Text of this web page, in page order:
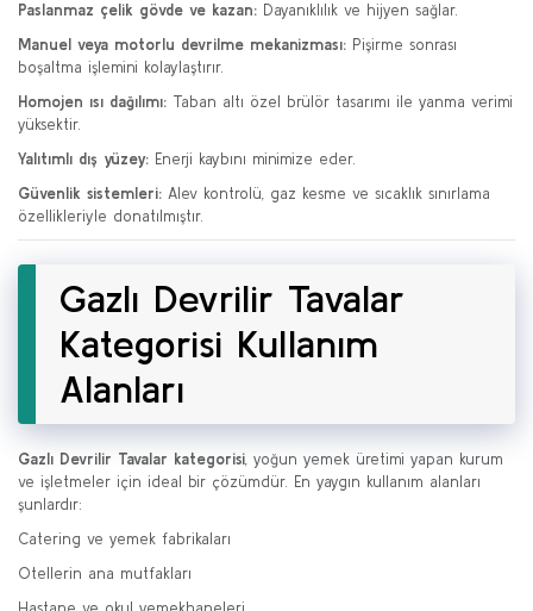
Paslanmaz çelik gövde ve kazan: Dayanıklılık ve hijyen sağlar.
Manuel veya motorlu devrilme mekanizması: Pişirme sonrası
boşaltma işlemini kolaylaştırır.
Homojen ısı dağılımı: Taban altı özel brülör tasarımı ile yanma verimi
yüksektir.
Yalıtımlı dış yüzey: Enerji kaybını minimize eder.
Güvenlik sistemleri: Alev kontrolü, gaz kesme ve sıcaklık sınırlama
özellikleriyle donatılmıştır.
Gazlı Devrilir Tavalar
Kategorisi Kullanım
Alanları
Gazlı Devrilir Tavalar kategorisi, yoğun yemek üretimi yapan kurum
ve işletmeler için ideal bir çözümdür. En yaygın kullanım alanları
şunlardır:
Catering ve yemek fabrikaları
Otellerin ana mutfakları